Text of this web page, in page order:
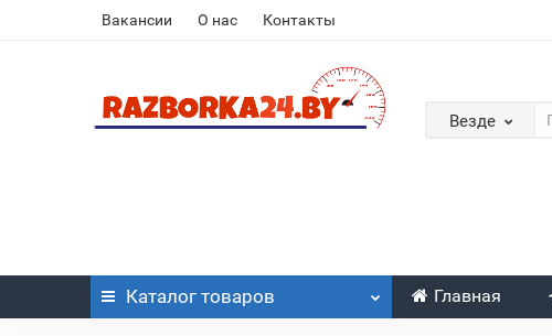
Вакансии О нас Контакты
Везде
Каталог товаров Главная